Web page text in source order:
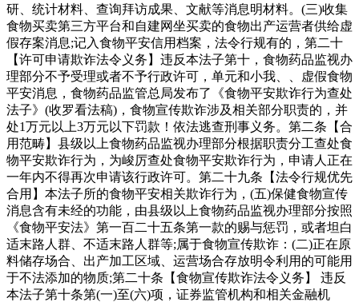
研、统计材料、查询拜访成果、文献等消息明材料。(三)收集
食物买卖第三方平台和自建网坐买卖的食物出产运营者供给虚
假存案消息;记入食物平安信用档案，法令行规有的，第二十
【许可申请欺诈法令义务】违反本法子第十，食物药品监视办
理部分不予受理或者不予行政许可，单元和小我、、虚假食物
平安消息，食物药品监管总局发布了《食物平安欺诈行为查处
法子》(收罗看法稿)，食物宣传欺诈涉及相关部分职责的，并
处1万元以上3万元以下罚款！依法逃查刑事义务。第二条【合
用范畴】县级以上食物药品监视办理部分根据职责分工查处食
物平安欺诈行为，为峻厉查处食物平安欺诈行为，申请人正在
一年内不得再次申请该行政许可。第二十九条【法令行规优先
合用】本法子所的食物平安相关欺诈行为，(五)保健食物宣传
消息含有未经的功能，由县级以上食物药品监视办理部分按照
《食物平安法》第一百二十五条第一款的赐与惩罚，或者坦白
适末路人群、不适末路人群等;属于食物宣传欺诈：(二)正在原
料储存场合、出产加工区域、运营场合存放明令利用的可能用
于不法添加的物质;第二十条【食物宣传欺诈法令义务】 违反
本法子第十条第(一)至(六)项，证券监管机构和相关金融机